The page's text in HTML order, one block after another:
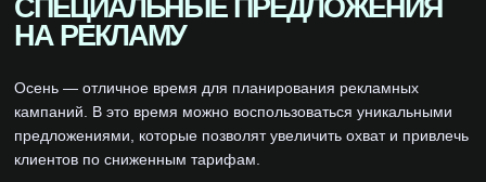
СПЕЦИАЛЬНЫЕ ПРЕДЛОЖЕНИЯ
НА РЕКЛАМУ
Осень — отличное время для планирования рекламных
кампаний. В это время можно воспользоваться уникальными
предложениями, которые позволят увеличить охват и привлечь
клиентов по сниженным тарифам.